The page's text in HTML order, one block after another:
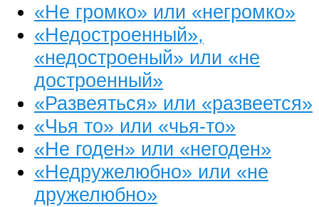
«Не громко» или «негромко»
«Недостроенный»,
«недостроеный» или «не
достроенный»
«Развеяться» или «развеется»
«Чья то» или «чья-то»
«Не годен» или «негоден»
«Недружелюбно» или «не
дружелюбно»